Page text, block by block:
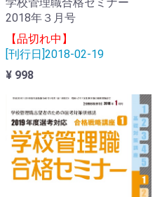
2018年３月号
【品切れ中】
[刊行日]2018-02-19
¥ 998